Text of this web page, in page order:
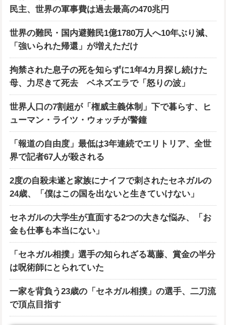
民主、世界の軍事費は過去最高の470兆円
世界の難民・国内避難民1億1780万人へ10年ぶり減、
「強いられた帰還」が増えただけ
拘禁された息子の死を知らずに1年4カ月探し続けた
母、力尽きて死去 ベネズエラで「怒りの波」
世界人口の7割超が「権威主義体制」下で暮らす、ヒ
ューマン・ライツ・ウォッチが警鐘
「報道の自由度」最低は3年連続でエリトリア、全世
界で記者67人が殺される
2度の自殺未遂と家族にナイフで刺されたセネガルの
24歳、「僕はこの国を出ないと生きていけない」
セネガルの大学生が直面する2つの大きな悩み、「お
金も仕事も本当にない」
「セネガル相撲」選手の知られざる葛藤、賞金の半分
は呪術師にとられていた
一家を背負う23歳の「セネガル相撲」の選手、二刀流
で頂点目指す